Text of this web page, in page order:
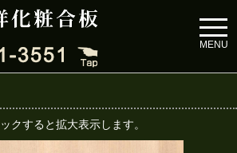
MENU
クすると拡大表示します。